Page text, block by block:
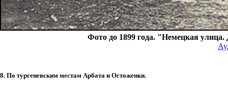
Фото до 1899 года. "Немецкая
8. По тургеневским местам Арбата и Остоженки.